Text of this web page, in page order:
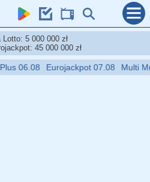
Lotto: 5 000 000 zł
45 000 000 zł
06.08 Eurojackpot 07.08 Multi Multi